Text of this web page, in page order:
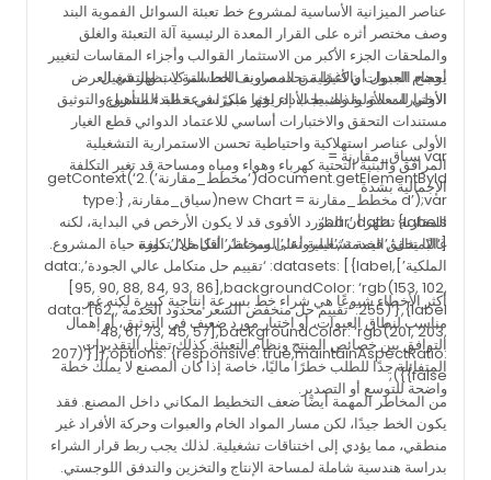
عناصر الميزانية الأساسية لمشروع خط تعبئة السوائل الفموية البند
وصف مختصر أثره على القرار المعدة الرئيسية آلة التعبئة والغلق
والملحقات الجزء الأكبر من الاستثمار القوالب وأجزاء المقاسات لتغيير
أحجام العبوات والأغطية تحدد مرونة الخط التركيب والتشغيل
الاختبارات الأولية وضبط الأداء يؤثر على سرعة البدء التأهيل والتوثيق
مستندات التحقق والاختبارات أساسي للاعتماد الدوائي قطع الغيار
الأولى عناصر استهلاكية واحتياطية تحسن الاستمرارية التشغيلية
المرافق والبنية التحتية كهرباء وهواء ومياه ومساحة قد تغير التكلفة
الإجمالية بشدة
يوضح الجدول أن كثيرًا من المصاريف الحاسمة لا تظهر في العرض
الأولي للمعدة، ولذلك يجب إدراجها مبكرًا في خطة المشروع.
var سياق_مقارنة =
document.getElementById(‘مخطط_مقارنة’).getContext(‘2
d’);var مخطط_مقارنة = new Chart(سياق_مقارنة, {type:
‘bar’,data: {labels:
[‘الامتثال’,’الخدمة’,’المرونة’,’السرعة’,’التكامل’,’تكلفة
الملكية’],datasets: [{label: ‘تقييم حل متكامل عالي الجودة’,data:
[95, 90, 88, 84, 93, 86],backgroundColor: ‘rgb(153, 102,
255)’},{label: ‘تقييم حل منخفض السعر محدود الخدمة’,data: [62,
48, 61, 73, 45, 57],backgroundColor: ‘rgb(201, 203,
207)’}]},options: {responsive: true,maintainAspectRatio:
false}});
المقارنة تظهر أن المورد الأقوى قد لا يكون الأرخص في البداية، لكنه
غالبًا يحقق قيمة تشغيلية أعلى ومخاطر أقل خلال دورة حياة المشروع.
أكثر الأخطاء شيوعًا هي شراء خط بسرعة إنتاجية كبيرة لكنه غير
مناسب لنطاق العبوات، أو اختيار مورد ضعيف في التوثيق، أو إهمال
التوافق بين خصائص المنتج ونظام التعبئة. كذلك تمثل التقديرات
المتفائلة جدًا للطلب خطرًا ماليًا، خاصة إذا كان المصنع لا يملك خطة
واضحة للتوسع أو التصدير.
من المخاطر المهمة أيضًا ضعف التخطيط المكاني داخل المصنع. فقد
يكون الخط جيدًا، لكن مسار المواد الخام والعبوات وحركة الأفراد غير
منطقي، مما يؤدي إلى اختناقات تشغيلية. لذلك يجب ربط قرار الشراء
بدراسة هندسية شاملة لمساحة الإنتاج والتخزين والتدفق اللوجستي.